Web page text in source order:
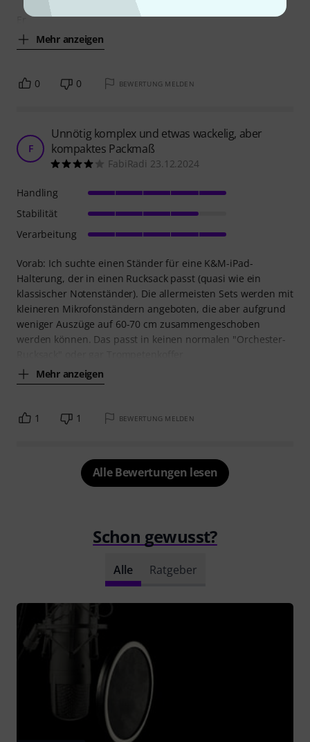
Mehr anzeigen
0 0 BEWERTUNG MELDEN
F
Unnötig komplex und etwas wackelig, aber
kompaktes Packmaß
FabiRadi 23.12.2024
Vorab: Ich suchte einen Ständer für eine K&M-iPad-
Halterung, der in einen Rucksack passt (quasi wie ein
klassischer Notenständer). Die allermeisten Sets werden mit
kleineren Mikrofonständern angeboten, die aber aufgrund
weniger Auszüge auf 60-70 cm zusammengeschoben
werden können. Das passt in keinen normalen "Orchester-
Mehr anzeigen
Handling
Stabilität
Verarbeitung
1 1 BEWERTUNG MELDEN
Alle Bewertungen lesen
Schon gewusst?
Alle Ratgeber